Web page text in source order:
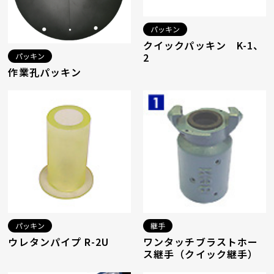
パッキン
作業孔パッキン
パッキン
クイックパッキン K-1、
2
パッキン
ウレタンパイプ R-2U
継手
ワンタッチブラストホー
ス継手（クイック継手）